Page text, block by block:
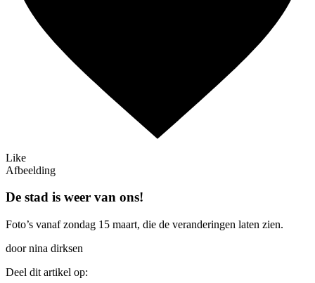
Like
Afbeelding
De stad is weer van ons!
Foto’s vanaf zondag 15 maart, die de veranderingen laten zien.
door nina dirksen
Deel dit artikel op: